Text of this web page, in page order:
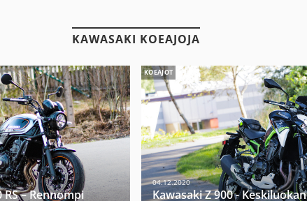
KAWASAKI KOEAJOJA
RS – Rennompi
KOEAJOT
04.12.2020
Kawasaki Z 900 - Keskiluokan